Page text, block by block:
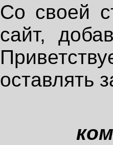
Со своей
сайт,
оставлять